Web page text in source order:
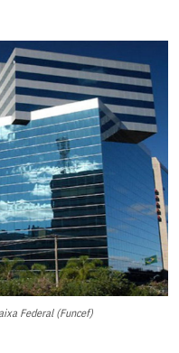
Federal (Funcef)